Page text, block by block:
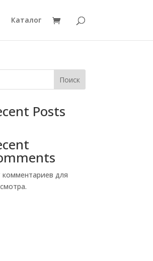
Каталог
Поиск
Posts
комментариев для